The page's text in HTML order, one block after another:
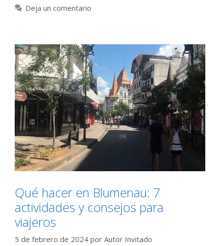
Deja un comentario
Qué hacer en Blumenau: 7
actividades y consejos para
viajeros
5 de febrero de 2024 por Autor Invitado